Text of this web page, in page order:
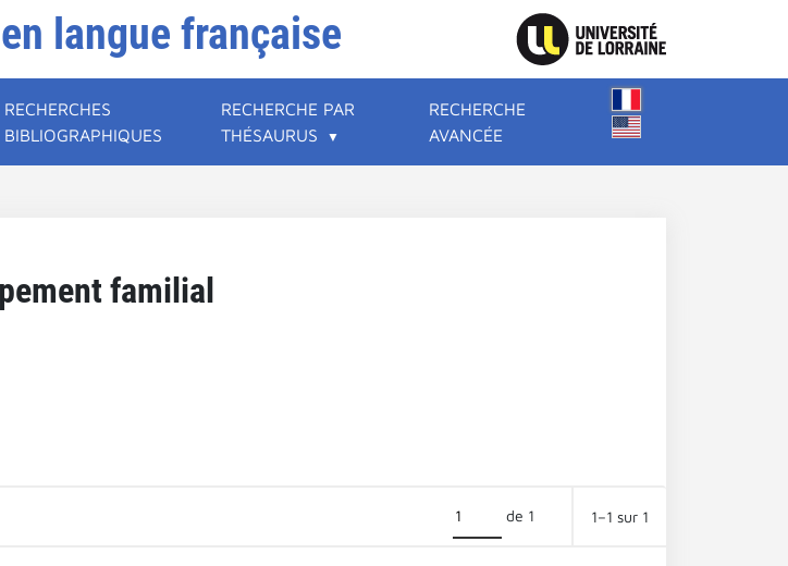
langue française
RECHERCHES
BIBLIOGRAPHIQUES
RECHERCHE PAR
THÉSAURUS
RECHERCHE
AVANCÉE
familial
de 1 1–1 sur 1